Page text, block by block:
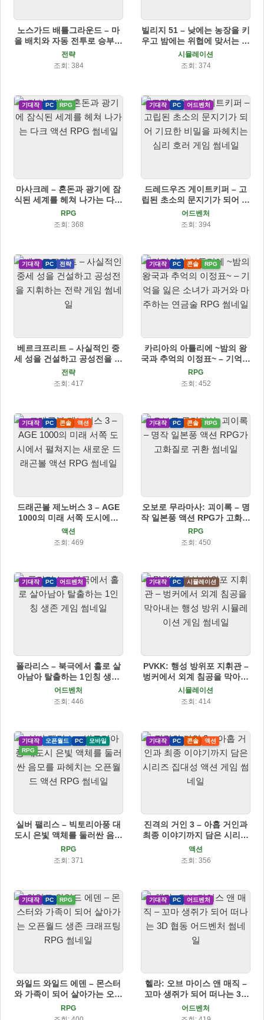
노스가드 배틀그라운드 – 마
을 배치와 자동 전투로 승부하
는 바이킹 전략 게임
전략
조회: 384
빌리지 51 – 낮에는 농장을 키
우고 밤에는 위협에 맞서는 생
존 농장 RPG
시뮬레이션
조회: 374
기대작 PC RPG
마사크레 – 혼돈과 광기에 잠
식된 세계를 헤쳐 나가는 다크
액션 RPG
RPG
조회: 368
기대작 PC 어드벤처
드레드우즈 게이트키퍼 – 고
립된 초소의 문지기가 되어 기
묘한 비밀을 파헤치는 심리 호
러 게임
어드벤처
조회: 394
기대작 PC 전략
베르크프리트 – 사실적인 중
세 성을 건설하고 공성전을 지
휘하는 전략 게임
전략
조회: 417
기대작 PC 콘솔 RPG
카리아의 아틀리에 ~밤의 왕
국과 추억의 이정표~ – 기억을
잃은 소녀가 과거와 마주하는
연금술 RPG
RPG
조회: 452
기대작 PC 콘솔 액션
드래곤볼 제노버스 3 – AGE
1000의 미래 서쪽 도시에서
펼쳐지는 새로운 드래곤볼 액
션 RPG
액션
조회: 469
기대작 PC 콘솔 RPG
오보로 무라마사: 괴이록 – 명
작 일본풍 액션 RPG가 고화질
로 귀환
RPG
조회: 450
기대작 PC 어드벤처
폴라리스 – 북극에서 홀로 살
아남아 탈출하는 1인칭 생존
게임
어드벤처
조회: 446
기대작 PC 시뮬레이션
PVKK: 행성 방위포 지휘관 –
벙커에서 외계 침공을 막아내
는 행성 방위 시뮬레이션 게임
시뮬레이션
조회: 414
기대작 오픈월드 PC
모바일
RPG
실버 팰리스 – 빅토리아풍 대
도시 은빛 액체를 둘러싼 음모
를 파헤치는 오픈월드 액션
RPG
RPG
조회: 371
기대작 PC 콘솔 액션
진격의 거인 3 – 아홉 거인과
최종 이야기까지 담은 시리즈
집대성 액션 게임
액션
조회: 356
기대작 PC RPG
와일드 와일드 에덴 – 몬스터
와 가족이 되어 살아가는 오픈
월드 생존 크래프팅 RPG
RPG
기대작 PC 어드벤처
헬라: 오브 마이스 앤 매직 –
꼬마 생쥐가 되어 떠나는 3D
협동 어드벤처
어드벤처